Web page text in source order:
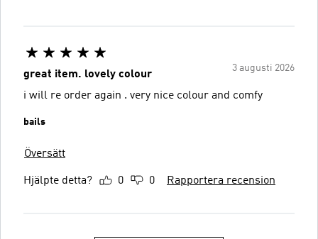
3 augusti 2026
great item. lovely colour
i will re order again . very nice colour and comfy
bails
Översätt
Hjälpte detta? 0 0 Rapportera recension